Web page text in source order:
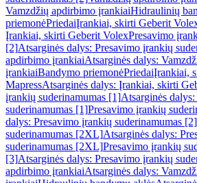
Vamzdžių apdirbimo įrankiaiHidraulinių
priemonėPriedaiĮrankiai, skirti Geberit
Įrankiai, skirti Geberit VolexPresavimo
[2]Atsarginės dalys: Presavimo įrankių
apdirbimo įrankiaiAtsarginės dalys:
įrankiaiBandymo priemonėPriedaiĮrankiai,
MapressAtsarginės dalys: Įrankiai, skirti
įrankių suderinamumas [1]Atsarginės
suderinamumas [1]Presavimo įrankių
dalys: Presavimo įrankių suderinamumas [2]
suderinamumas [2XL]Atsarginės dalys:
suderinamumas [2XL]Presavimo įrankių
[3]Atsarginės dalys: Presavimo įrankių
apdirbimo įrankiaiAtsarginės dalys: